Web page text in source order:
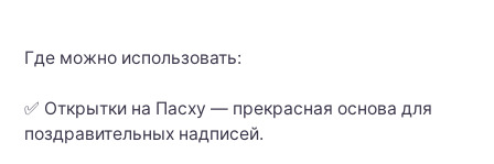
Где можно использовать:
✅ Открытки на Пасху — прекрасная основа для
поздравительных надписей.